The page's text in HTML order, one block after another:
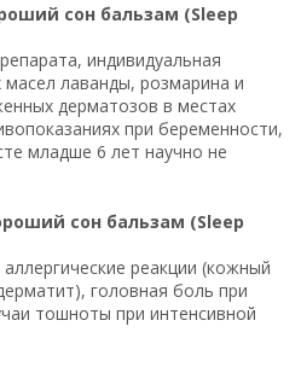
сон бальзам (Sleep
индивидуальная
лаванды, розмарина и
дерматозов в местах
при беременности,
младше 6 лет научно не
сон бальзам (Sleep
реакции (кожный
головная боль при
тошноты при интенсивной